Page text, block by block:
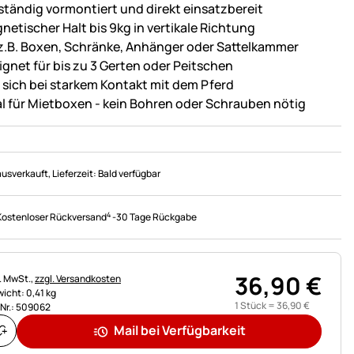
vormontiert und direkt einsatzbereit
Halt bis 9kg in vertikale Richtung
Boxen, Schränke, Anhänger oder Sattelkammer
für bis zu 3 Gerten oder Peitschen
bei starkem Kontakt mit dem Pferd
für Mietboxen - kein Bohren oder Schrauben nötig
, Lieferzeit:Bald verfügbar
Rückversand4-30 Tage Rückgabe
MwSt.,zzgl. Versandkosten
0,41 kg
509062
36,90€
1 Stück =36,90€
Mail bei Verfügbarkeit